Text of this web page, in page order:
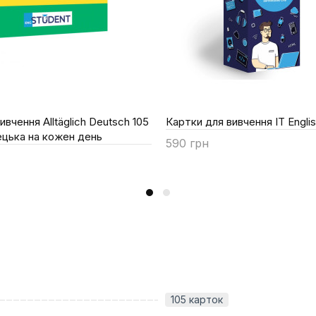
Alltäglich Deutsch 105
на кожен день
Картки для вивчення IT
590 грн
105 карток